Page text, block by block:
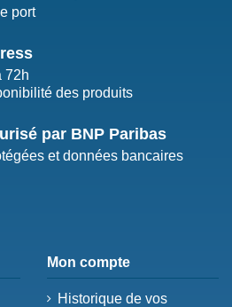
port
72h
des produits
par BNP Paribas
et données bancaires
Mon compte
Historique de vos